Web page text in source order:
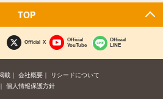
TOP
Official X
Official
YouTube
Official
LINE
載 会社概要
リシードについて
個人情報保護方針